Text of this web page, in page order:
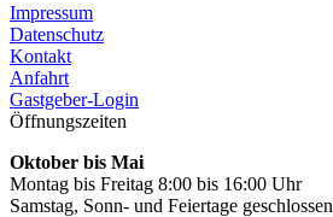
Impressum
Datenschutz
Kontakt
Anfahrt
Gastgeber-Login
Öffnungszeiten
Oktober bis Mai
Montag bis Freitag 8:00 bis 16:00 Uhr
Samstag, Sonn- und Feiertage geschlossen